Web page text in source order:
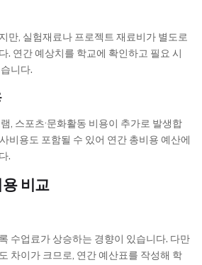
만, 실험재료나 프로젝트 재료비가 별도로
. 연간 예상치를 학교에 확인하고 필요 시
니다.
, 스포츠·문화활동 비용이 추가로 발생합
비용도 포함될 수 있어 연간 총비용 예산에
.
비교
수업료가 상승하는 경향이 있습니다. 다만
차이가 크므로, 연간 예산표를 작성해 학